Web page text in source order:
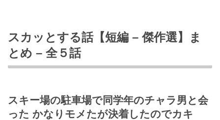
スカッとする話【短編 – 傑作選】ま
とめ – 全５話
スキー場の駐車場で同学年のチャラ男と会
った かなりモメたが決着したのでカキ